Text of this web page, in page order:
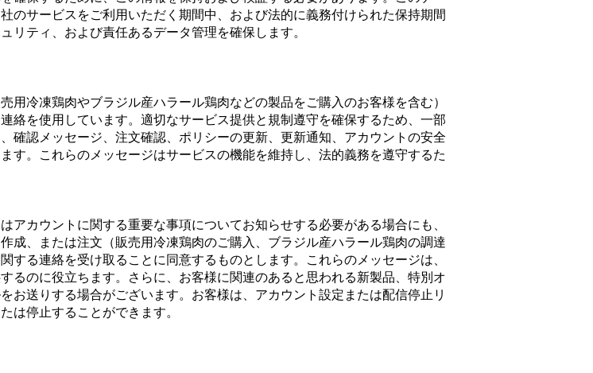
のサービスをご利用いただく期間中、および法的に義務付けられた保持期間
ティ、および責任あるデータ管理を確保します。
冷凍鶏肉やブラジル産ハラール鶏肉などの製品をご購入のお客様を含む）
絡を使用しています。適切なサービス提供と規制遵守を確保するため、一部
確認メッセージ、注文確認、ポリシーの更新、更新通知、アカウントの安全
す。これらのメッセージはサービスの機能を維持し、法的義務を遵守するた
カウントに関する重要な事項についてお知らせする必要がある場合にも、
成、または注文（販売用冷凍鶏肉のご購入、ブラジル産ハラール鶏肉の調達
る連絡を受け取ることに同意するものとします。これらのメッセージは、
るのに役立ちます。さらに、お客様に関連のあると思われる新製品、特別オ
お送りする場合がございます。お客様は、アカウント設定または配信停止リ
は停止することができます。